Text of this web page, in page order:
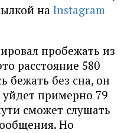
на Instagram
пробежать из
расстояние 580
бежать без сна, он
уйдет примерно 79
сможет слушать
Но